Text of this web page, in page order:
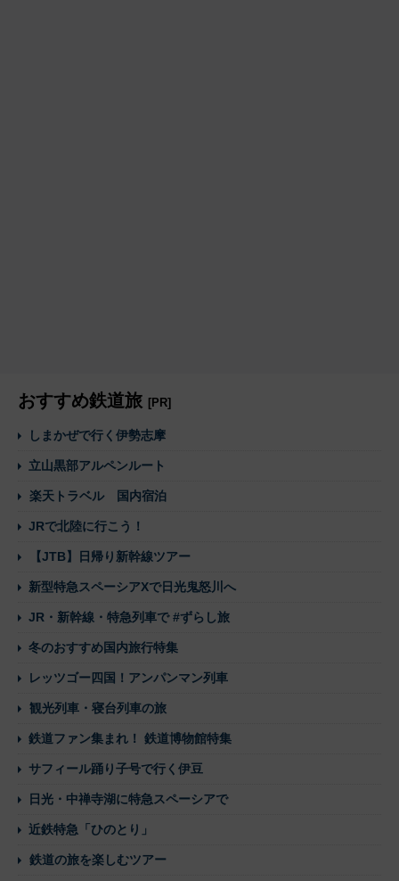
おすすめ鉄道旅 [PR]
しまかぜで行く伊勢志摩
立山黒部アルペンルート
楽天トラベル 国内宿泊
JRで北陸に行こう！
【JTB】日帰り新幹線ツアー
新型特急スペーシアXで日光鬼怒川へ
JR・新幹線・特急列車で #ずらし旅
冬のおすすめ国内旅行特集
レッツゴー四国！アンパンマン列車
観光列車・寝台列車の旅
鉄道ファン集まれ！ 鉄道博物館特集
サフィール踊り子号で行く伊豆
日光・中禅寺湖に特急スペーシアで
近鉄特急「ひのとり」
鉄道の旅を楽しむツアー